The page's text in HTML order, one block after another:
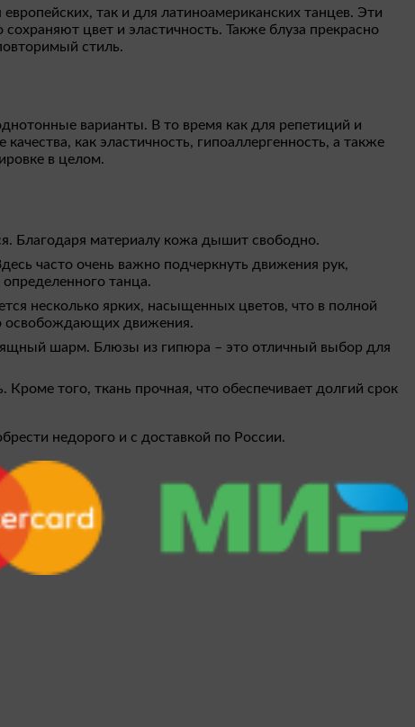
так и для латиноамериканских танцев. Эти
цвет и эластичность. Также блуза прекрасно
стиль.
варианты. В то время как для репетиций и
как эластичность, гипоаллергенность, а также
в целом.
Благодаря материалу кожа дышит свободно.
часто очень важно подчеркнуть движения рук,
танца.
несколько ярких, насыщенных цветов, что в полной
освобождающих движения.
шарм. Блюзы из гипюра – это отличный выбор для
того, ткань прочная, что обеспечивает долгий срок
недорого и с доставкой по России.